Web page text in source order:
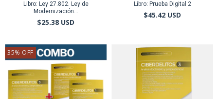
Libro: Ley 27.802. Ley de
Modernización...
$25.38 USD
Libro: Prueba Digital 2
$45.42 USD
35% OFF